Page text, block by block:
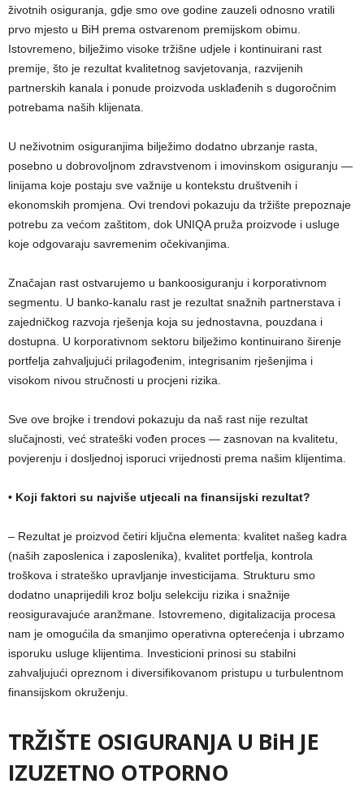
životnih osiguranja, gdje smo ove godine zauzeli odnosno vratili
prvo mjesto u BiH prema ostvarenom premijskom obimu.
Istovremeno, bilježimo visoke tržišne udjele i kontinuirani rast
premije, što je rezultat kvalitetnog savjetovanja, razvijenih
partnerskih kanala i ponude proizvoda usklađenih s dugoročnim
potrebama naših klijenata.
U neživotnim osiguranjima bilježimo dodatno ubrzanje rasta,
posebno u dobrovoljnom zdravstvenom i imovinskom osiguranju —
linijama koje postaju sve važnije u kontekstu društvenih i
ekonomskih promjena. Ovi trendovi pokazuju da tržište prepoznaje
potrebu za većom zaštitom, dok UNIQA pruža proizvode i usluge
koje odgovaraju savremenim očekivanjima.
Značajan rast ostvarujemo u bankoosiguranju i korporativnom
segmentu. U banko-kanalu rast je rezultat snažnih partnerstava i
zajedničkog razvoja rješenja koja su jednostavna, pouzdana i
dostupna. U korporativnom sektoru bilježimo kontinuirano širenje
portfelja zahvaljujući prilagođenim, integrisanim rješenjima i
visokom nivou stručnosti u procjeni rizika.
Sve ove brojke i trendovi pokazuju da naš rast nije rezultat
slučajnosti, već strateški vođen proces — zasnovan na kvalitetu,
povjerenju i dosljednoj isporuci vrijednosti prema našim klijentima.
• Koji faktori su najviše utjecali na finansijski rezultat?
– Rezultat je proizvod četiri ključna elementa: kvalitet našeg kadra
(naših zaposlenica i zaposlenika), kvalitet portfelja, kontrola
troškova i strateško upravljanje investicijama. Strukturu smo
dodatno unaprijedili kroz bolju selekciju rizika i snažnije
reosiguravajuće aranžmane. Istovremeno, digitalizacija procesa
nam je omogućila da smanjimo operativna opterećenja i ubrzamo
isporuku usluge klijentima. Investicioni prinosi su stabilni
zahvaljujući opreznom i diversifikovanom pristupu u turbulentnom
finansijskom okruženju.
TRŽIŠTE OSIGURANJA U BiH JE
IZUZETNO OTPORNO